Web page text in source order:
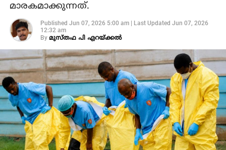
മാരകമാക്കുന്നത്.
Published Jun 07, 2026 5:00 am| Last Updated Jun 07, 2026
12:32 am
By മുസ്തഫ പി എറയ്ക്കല്‍